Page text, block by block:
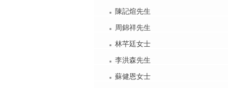
陳記煊先生
周錦祥先生
林芊廷女士
李洪森先生
蘇健恩女士